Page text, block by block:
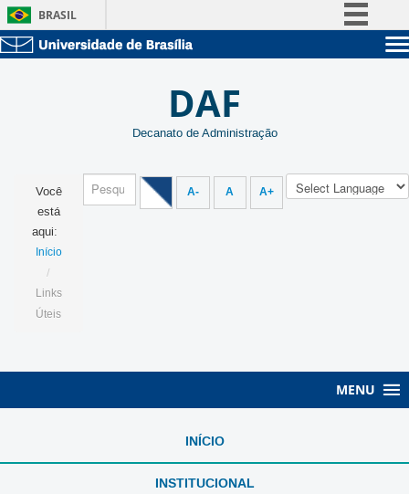
BRASIL
Acesso à informação
Canais
Servidor
DAF
Decanato de Administração
Você
está
aqui:
Início
/
Links
Úteis
A- A A+
MENU
INÍCIO
INSTITUCIONAL